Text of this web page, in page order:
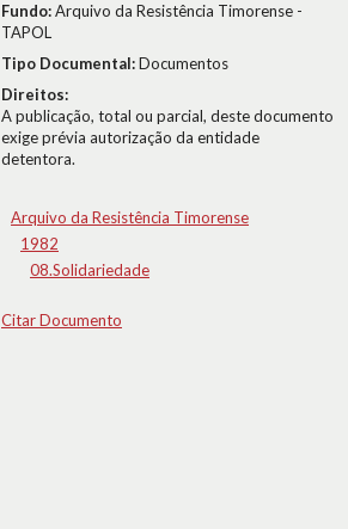
Fundo:Arquivo da Resistência Timorense -
TAPOL
Tipo Documental:Documentos
Direitos:
A publicação, total ou parcial, deste documento
exige prévia autorização da entidade
detentora.
Arquivo da Resistência Timorense
1982
08.Solidariedade
Citar Documento